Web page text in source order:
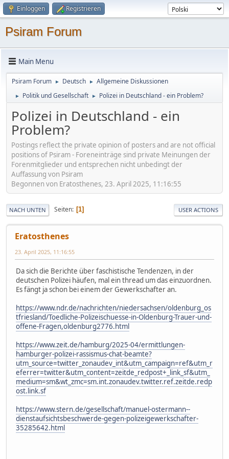
Einloggen Registrieren
Psiram Forum
Main Menu
Psiram Forum ► Deutsch ► Allgemeine Diskussionen
► Politik und Gesellschaft ► Polizei in Deutschland - ein Problem?
Polizei in Deutschland - ein
Problem?
Postings reflect the private opinion of posters and are not official
positions of Psiram - Foreneinträge sind private Meinungen der
Forenmitglieder und entsprechen nicht unbedingt der
Auffassung von Psiram
Begonnen von Eratosthenes, 23. April 2025, 11:16:55
NACH UNTEN Seiten 1 USER ACTIONS
Eratosthenes
23. April 2025, 11:16:55
Da sich die Berichte über faschistische Tendenzen, in der
deutschen Polizei häufen, mal ein thread um das einzuordnen.
Es fängt ja schon bei einem der Gewerkschafter an.
https://www.ndr.de/nachrichten/niedersachsen/oldenburg_os
tfriesland/Toedliche-Polizeischuesse-in-Oldenburg-Trauer-und-
offene-Fragen,oldenburg2776.html
https://www.zeit.de/hamburg/2025-04/ermittlungen-
hamburger-polizei-rassismus-chat-beamte?
utm_source=twitter_zonaudev_int&utm_campaign=ref&utm_r
eferrer=twitter&utm_content=zeitde_redpost+_link_sf&utm_
medium=sm&wt_zmc=sm.int.zonaudev.twitter.ref.zeitde.redp
ost.link.sf
https://www.stern.de/gesellschaft/manuel-ostermann--
dienstaufsichtsbeschwerde-gegen-polizeigewerkschafter-
35285642.html